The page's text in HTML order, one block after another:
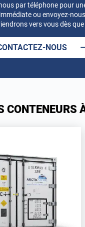
par téléphone pour
ou envoyez-
vers vous dès
NOUS
CONTENEURS